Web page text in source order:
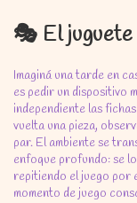
🎭 El juguete
Imaginá una tarde en
es pedir un dispositivo
independiente las
vuelta una pieza,
par. El ambiente se
enfoque profundo: se
repitiendo el juego por
momento de juego